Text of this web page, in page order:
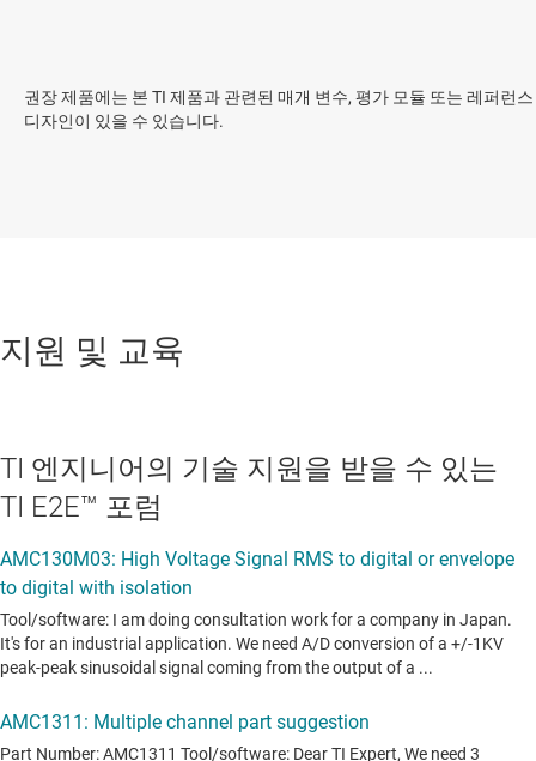
권장 제품에는 본 TI 제품과 관련된 매개 변수, 평가 모듈 또는 레퍼런스
디자인이 있을 수 있습니다.
지원 및 교육
TI 엔지니어의 기술 지원을 받을 수 있는
TI E2E™ 포럼